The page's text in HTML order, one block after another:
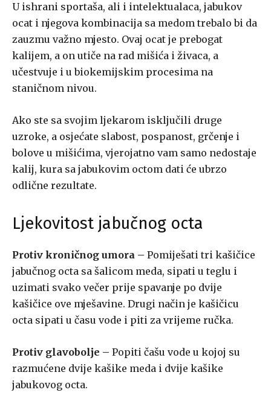
U ishrani sportaša, ali i intelektualaca, jabukov
ocat i njegova kombinacija sa medom trebalo bi da
zauzmu važno mjesto. Ovaj ocat je prebogat
kalijem, a on utiče na rad mišića i živaca, a
učestvuje i u biokemijskim procesima na
staničnom nivou.
Ako ste sa svojim ljekarom isključili druge
uzroke, a osjećate slabost, pospanost, grčenje i
bolove u mišićima, vjerojatno vam samo nedostaje
kalij, kura sa jabukovim octom dati će ubrzo
odlične rezultate.
Ljekovitost jabučnog octa
Protiv kroničnog umora – Pomiješati tri kašičice
jabučnog octa sa šalicom meda, sipati u teglu i
uzimati svako večer prije spavanje po dvije
kašičice ove mješavine. Drugi način je kašičicu
octa sipati u času vode i piti za vrijeme ručka.
Protiv glavobolje – Popiti čašu vode u kojoj su
razmućene dvije kašike meda i dvije kašike
jabukovog octa.